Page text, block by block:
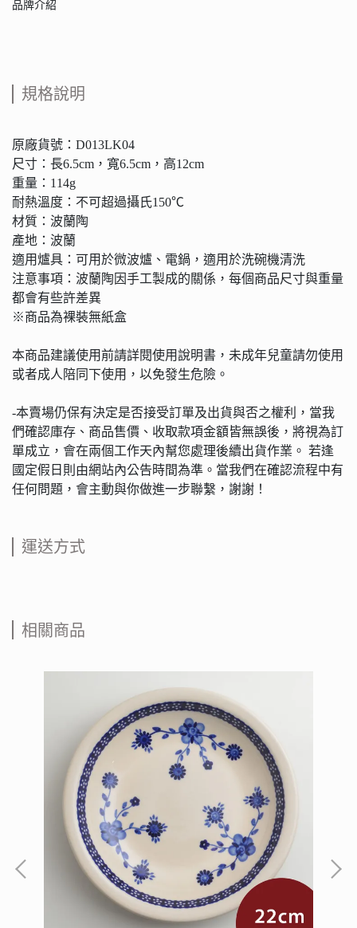
品牌介紹
規格說明
原廠貨號：D013LK04
尺寸：長6.5cm，寬6.5cm，高12cm
重量：114g
耐熱溫度：不可超過攝氏150℃
材質：波蘭陶
產地：波蘭
適用爐具：可用於微波爐、電鍋，適用於洗碗機清洗
注意事項：波蘭陶因手工製成的關係，每個商品尺寸與重量
都會有些許差異
※商品為裸裝無紙盒
本商品建議使用前請詳閱使用說明書，未成年兒童請勿使用
或者成人陪同下使用，以免發生危險。
-本賣場仍保有決定是否接受訂單及出貨與否之權利，當我
們確認庫存、商品售價、收取款項金額皆無誤後，將視為訂
單成立，會在兩個工作天內幫您處理後續出貨作業。 若逢
國定假日則由網站內公告時間為準。當我們在確認流程中有
任何問題，會主動與你做進一步聯繫，謝謝！
運送方式
相關商品